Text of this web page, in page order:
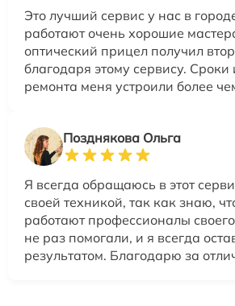
Это лучший сервис у нас в
работают очень хорошие
оптический прицел получил
благодаря этому сервису. Сроки
ремонта меня устроили более
Позднякова Ольга
Я всегда обращаюсь в этот
своей техникой, так как знаю,
работают профессионалы
не раз помогали, и я всегда
результатом. Благодарю за